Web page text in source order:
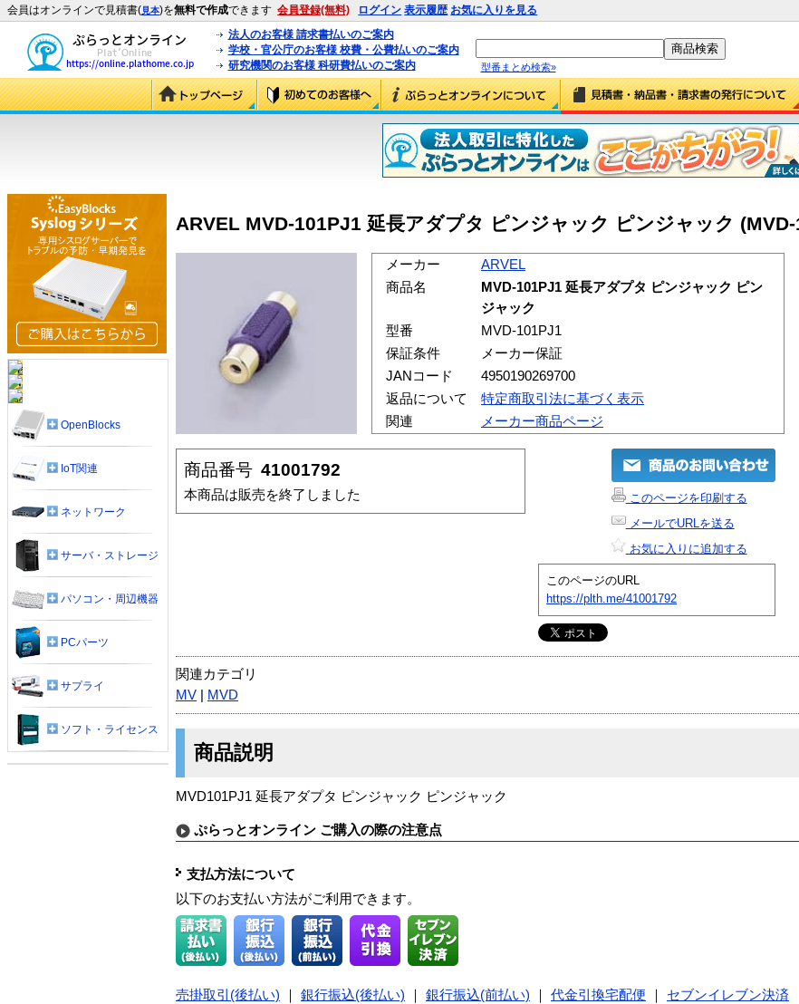
会員はオンラインで見積書(見本)を無料で作成できます 会員登録(無料) ログイン 表示履歴 お気に入りを見る
法人のお客様 請求書払いのご案内
学校・官公庁のお客様 校費・公費払いのご案内
研究機関のお客様 科研費払いのご案内
型番まとめ検索»
ARVEL MVD-101PJ1 延長アダプタ ピンジャック ピンジャック
メーカー
ARVEL
商品名
MVD-101PJ1 延長アダプタ ピンジャック ピン
ジャック
型番
MVD-101PJ1
保証条件
メーカー保証
JANコード
4950190269700
返品について
特定商取引法に基づく表示
関連
メーカー商品ページ
商品番号 41001792
本商品は販売を終了しました
このページを印刷する
メールでURLを送る
お気に入りに追加する
このページのURL
https://plth.me/41001792
関連カテゴリ
MV
MVD
商品説明
MVD101PJ1 延長アダプタ ピンジャック ピンジャック
ぷらっとオンライン ご購入の際の注意点
支払方法について
以下のお支払い方法がご利用できます。
売掛取引(後払い) 銀行振込(後払い) 銀行振込(前払い) 代金引換宅配便
セブンイレブン決済
OpenBlocks
IoT関連
ネットワーク
サーバ・ストレージ
パソコン・周辺機器
PCパーツ
サプライ
ソフト・ライセンス